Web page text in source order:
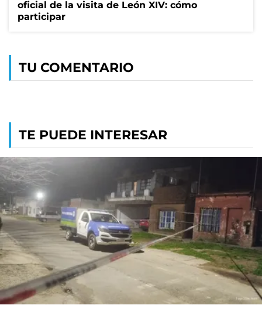
oficial de la visita de León XIV: cómo
participar
TU COMENTARIO
TE PUEDE INTERESAR